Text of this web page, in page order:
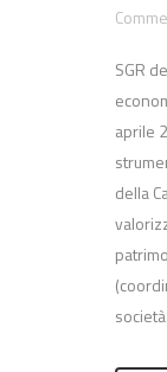
SGR
aprile
della